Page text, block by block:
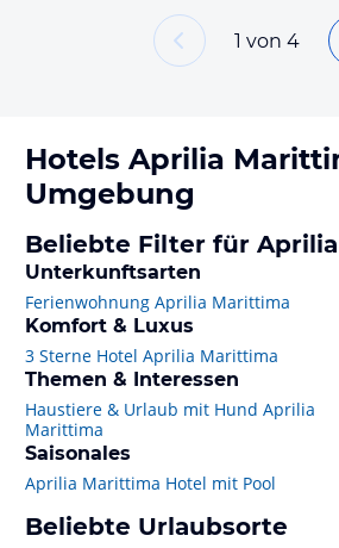
1 von 4
Hotels Aprilia
Umgebung
Beliebte Filter für
Unterkunftsarten
Ferienwohnung Aprilia Marittima
Komfort & Luxus
3 Sterne Hotel Aprilia Marittima
Themen & Interessen
Haustiere & Urlaub mit Hund Aprilia
Marittima
Saisonales
Aprilia Marittima Hotel mit Pool
Beliebte Urlaubsorte